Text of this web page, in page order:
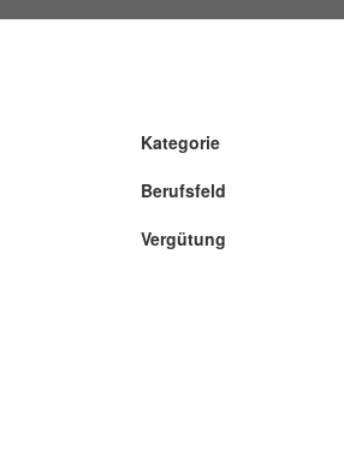
Kategorie
Berufsfeld
Vergütung